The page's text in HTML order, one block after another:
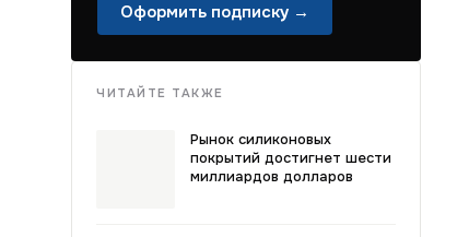
Оформить подписку →
ЧИТАЙТЕ ТАКЖЕ
Рынок силиконовых
покрытий достигнет шести
миллиардов долларов